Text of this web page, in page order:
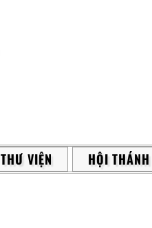
THƯ VIỆN HỘI THÁNH